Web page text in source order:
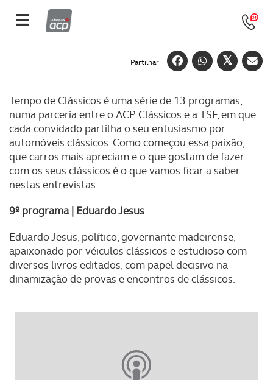
Partilhar
Tempo de Clássicos é uma série de 13 programas,
numa parceria entre o ACP Clássicos e a TSF, em que
cada convidado partilha o seu entusiasmo por
automóveis clássicos. Como começou essa paixão,
que carros mais apreciam e o que gostam de fazer
com os seus clássicos é o que vamos ficar a saber
nestas entrevistas.
9º programa | Eduardo Jesus
Eduardo Jesus, político, governante madeirense,
apaixonado por véiculos clássicos e estudioso com
diversos livros editados, com papel decisivo na
dinamização de provas e encontros de clássicos.